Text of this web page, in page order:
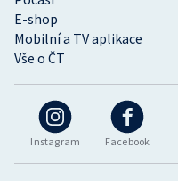
Instagram Facebook
E-shop
Mobilní a TV aplikace
Vše o ČT